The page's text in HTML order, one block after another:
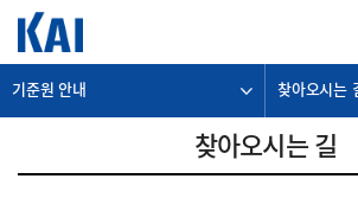
기준원 안내 찾아오시는
찾아오시는 길